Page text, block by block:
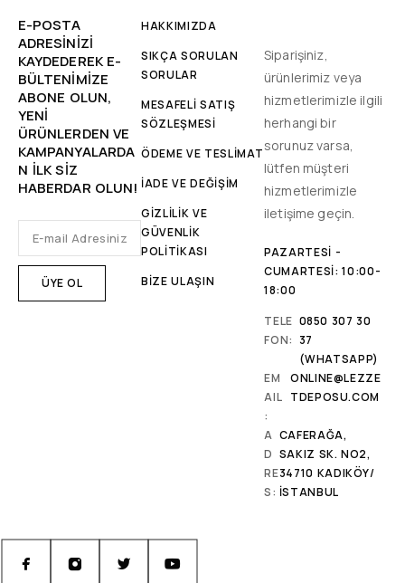
E-POSTA
ADRESINIZI
KAYDEDEREK E-
BÜLTENIMIZE
ABONE OLUN,
YENİ
ÜRÜNLERDEN VE
KAMPANYALARDA
N ILK SIZ
HABERDAR OLUN!
HAKKIMIZDA
SIKÇA SORULAN
SORULAR
MESAFELİ SATIŞ
SÖZLEŞMESİ
ÖDEME VE TESLİMAT
İADE VE DEĞİŞİM
GİZLİLİK VE
GÜVENLİK
POLİTİKASI
BİZE ULAŞIN
Siparişiniz,
ürünlerimiz veya
hizmetlerimizle ilgili
herhangi bir
sorunuz varsa,
lütfen müşteri
hizmetlerimizle
iletişime geçin.
PAZARTESI -
CUMARTESI: 10:00-
18:00
TELE
FON:
0850 307 30
37
(WHATSAPP)
EM
AIL
:
ONLINE@LEZZE
TDEPOSU.COM
A
D
RE
S:
CAFERAĞA,
SAKIZ SK. NO2,
34710 KADIKÖY/
İSTANBUL